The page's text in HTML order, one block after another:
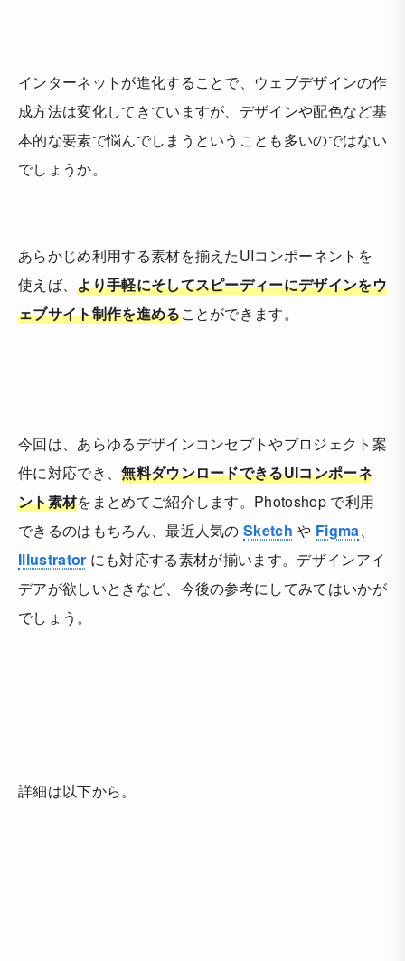
インターネットが進化することで、ウェブデザインの作
成方法は変化してきていますが、デザインや配色など基
本的な要素で悩んでしまうということも多いのではない
でしょうか。
あらかじめ利用する素材を揃えたUIコンポーネントを
使えば、より手軽にそしてスピーディーにデザインをウ
ェブサイト制作を進めることができます。
今回は、あらゆるデザインコンセプトやプロジェクト案
件に対応でき、無料ダウンロードできるUIコンポーネ
ント素材をまとめてご紹介します。Photoshop で利用
できるのはもちろん、最近人気のSketch や Figma、
Illustrator にも対応する素材が揃います。デザインアイ
デアが欲しいときなど、今後の参考にしてみてはいかが
でしょう。
詳細は以下から。